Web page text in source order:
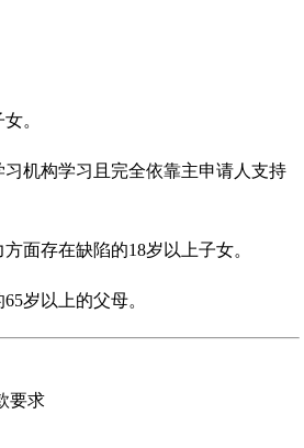
。
机构学习且完全依靠主申请人支持
面存在缺陷的18岁以上子女。
岁以上的父母。
要求